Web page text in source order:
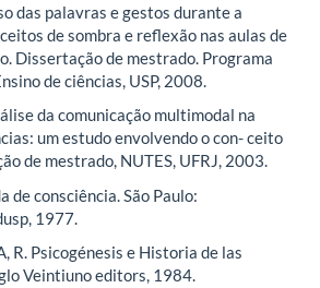
das palavras e gestos durante a
de sombra e reflexão nas aulas de
Dissertação de mestrado. Programa
de ciências, USP, 2008.
da comunicação multimodal na
um estudo envolvendo o con- ceito
de mestrado, NUTES, UFRJ, 2003.
de consciência. São Paulo:
1977.
R. Psicogénesis e Historia de las
Veintiuno editors, 1984.